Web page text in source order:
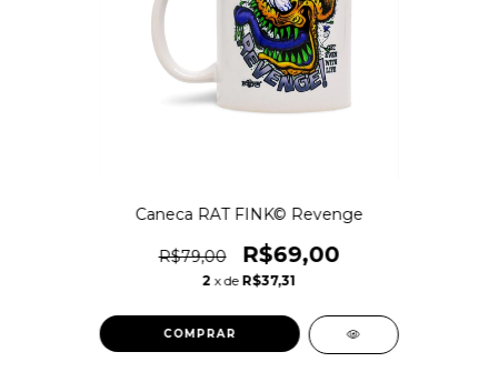
Caneca RAT FINK© Revenge
R$79,00 R$69,00
2 x de R$37,31